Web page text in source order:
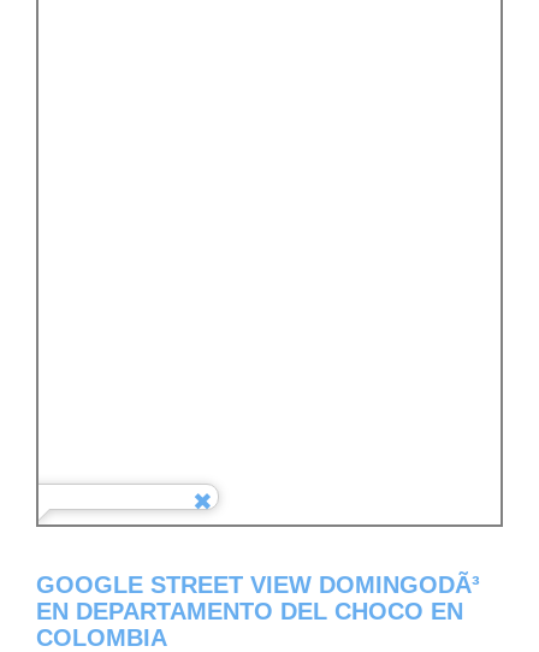
GOOGLE STREET VIEW DOMINGODÃ³
EN DEPARTAMENTO DEL CHOCO EN
COLOMBIA